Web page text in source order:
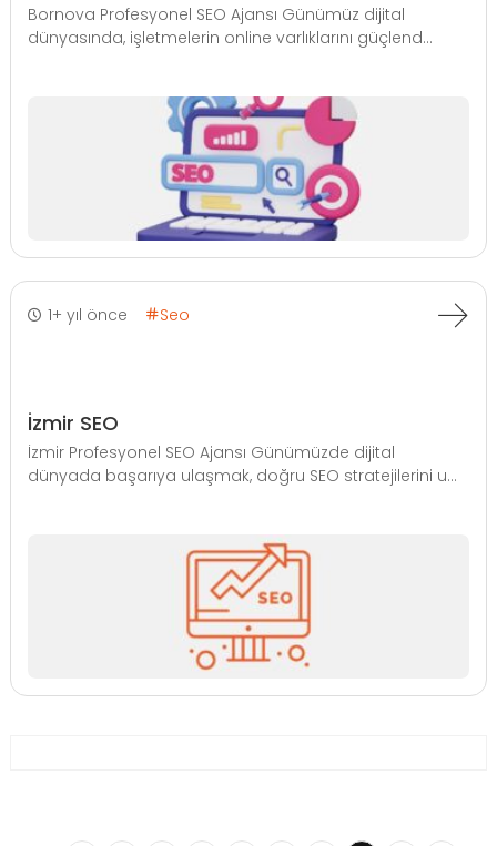
Bornova Profesyonel SEO Ajansı Günümüz dijital
dünyasında, işletmelerin online varlıklarını güçlend...
1+ yıl önce Seo
İzmir SEO
İzmir Profesyonel SEO Ajansı Günümüzde dijital
dünyada başarıya ulaşmak, doğru SEO stratejilerini u...